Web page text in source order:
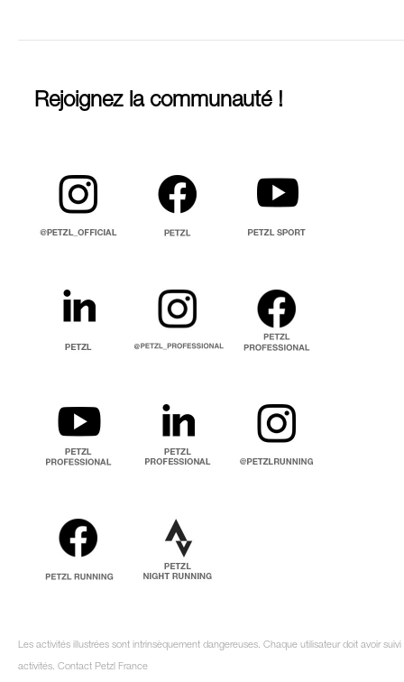
Rejoignez la communauté !
Les activités illustrées sont intrinsèquement dangereuses. Chaque utilisateur doit avoir
activités. Contact Petzl France